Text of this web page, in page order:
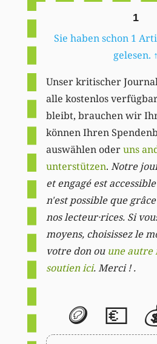
1
Sie haben schon 1
gelesen. ↑
Unser kritischer
alle kostenlos
bleibt, brauchen wir
können Ihren
auswählen oderuns
unterstützen. Notre
et engagé est
n'est possible que
nos lecteur·rices. Si
moyens, choisissez le
votre don ou une autre
soutien ici. Merci ! .
🪙 💶